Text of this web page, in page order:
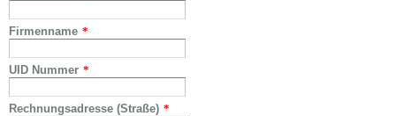
Firmenname *
UID Nummer *
Rechnungsadresse (Straße) *